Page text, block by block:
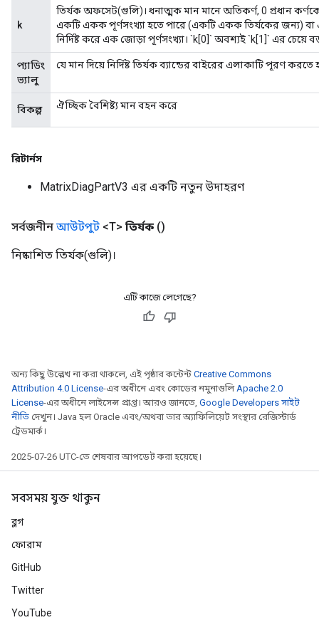
k
তির্যক অফসেট(গুলি)। ধনাত্মক মান মানে অতিকর্ণ, 0 প্রধান
একটি একক পূর্ণসংখ্যা হতে পারে (একটি একক তির্যকের জন্য) বা
নির্দিষ্ট করে এক জোড়া পূর্ণসংখ্যা। `k[0]` অবশ্যই `k[1]` এর চেয়ে
প্যাডিং
ভ্যালু
যে মান দিয়ে নির্দিষ্ট তির্যক ব্যান্ডের বাইরের এলাকাটি পূরণ করতে
বিকল্প ঐচ্ছিক বৈশিষ্ট্য মান বহন করে
রিটার্নস
MatrixDiagPartV3 এর একটি নতুন উদাহরণ
সর্বজনীন আউটপুট <T> তির্যক ()
নিষ্কাশিত তির্যক(গুলি)।
এটি কাজে লেগেছে?
অন্য কিছু উল্লেখ না করা থাকলে, এই পৃষ্ঠার কন্টেন্ট Creative Commons
Attribution 4.0 License-এর অধীনে এবং কোডের নমুনাগুলি Apache 2.0
License-এর অধীনে লাইসেন্স প্রাপ্ত। আরও জানতে, Google Developers সাইট
নীতি দেখুন। Java হল Oracle এবং/অথবা তার অ্যাফিলিয়েট সংস্থার রেজিস্টার্ড
ট্রেডমার্ক।
2025-07-26 UTC-তে শেষবার আপডেট করা হয়েছে।
সবসময় যুক্ত থাকুন
ব্লগ
ফোরাম
GitHub
Twitter
YouTube